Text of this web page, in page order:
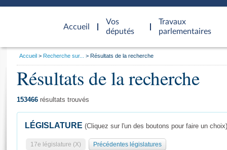
Accueil
d'accueil
Vos
députés
Travaux
parlementaires
Général
Vous
Accueil Recherche sur... Résultats de la recherche
Résultats de la recherche
153466 résultats trouvés
LÉGISLATURE (Cliquez sur l'un des boutons pour faire un choix)
17e législature (X) Précédentes législatures